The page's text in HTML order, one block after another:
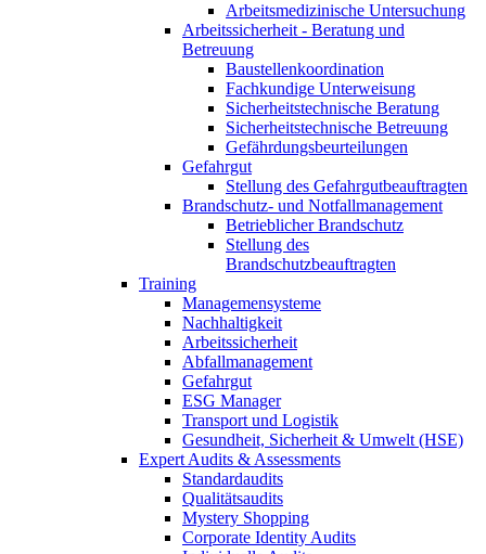
Arbeitsmedizinische Untersuchung
Arbeitssicherheit - Beratung und
Betreuung
Baustellenkoordination
Fachkundige Unterweisung
Sicherheitstechnische Beratung
Sicherheitstechnische Betreuung
Gefährdungsbeurteilungen
Gefahrgut
Stellung des Gefahrgutbeauftragten
Brandschutz- und Notfallmanagement
Betrieblicher Brandschutz
Stellung des
Brandschutzbeauftragten
Training
Managemensysteme
Nachhaltigkeit
Arbeitssicherheit
Abfallmanagement
Gefahrgut
ESG Manager
Transport und Logistik
Gesundheit, Sicherheit & Umwelt (HSE)
Expert Audits & Assessments
Standardaudits
Qualitätsaudits
Mystery Shopping
Corporate Identity Audits